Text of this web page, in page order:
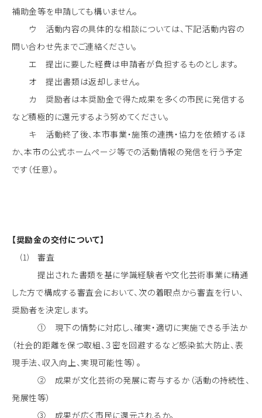
補助金等を申請しても構いません。
ウ 活動内容の具体的な相談については、下記活動内容の
問い合わせ先までご連絡ください。
エ 提出に要した経費は申請者が負担するものとします。
オ 提出書類は返却しません。
カ 奨励者は本奨励金で得た成果を多くの市民に発信する
など積極的に還元するよう努めてください。
キ 活動終了後、本市事業・施策の連携・協力を依頼するほ
か、本市の公式ホームページ等での活動情報の発信を行う予定
です（任意）。
【奨励金の交付について】
⑴ 審査
提出された書類を基に学識経験者や文化芸術事業に精通
した方で構成する審査会において、次の着眼点から審査を行い、
奨励者を決定します。
① 現下の情勢に対応し、確実・適切に実施できる手法か
（社会的距離を保つ取組、３密を回避するなど感染拡大防止、表
現手法、収入向上、実現可能性等）。
② 成果が文化芸術の発展に寄与するか（活動の持続性、
発展性等）
③ 成果が広く市民に還元されるか。